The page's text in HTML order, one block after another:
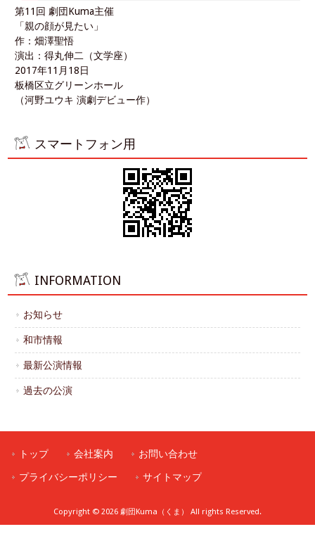
第11回 劇団Kuma主催
「親の顔が見たい」
作：畑澤聖悟
演出：得丸伸二（文学座）
2017年11月18日
板橋区立グリーンホール
（河野ユウキ 演劇デビュー作）
スマートフォン用
INFORMATION
お知らせ
和市情報
最新公演情報
過去の公演
トップ 会社案内 お問い合わせ
プライバシーポリシー サイトマップ
Copyright © 2026 劇団Kuma（くま） All rights Reserved.